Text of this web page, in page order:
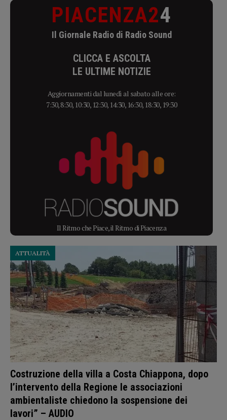
PIACENZA24
Il Giornale Radio di Radio Sound
CLICCA E ASCOLTA
LE ULTIME NOTIZIE
Aggiornamenti dal lunedì al sabato alle ore:
7:30, 8:30, 10:30, 12:30, 14:30, 16:30, 18:30, 19:30
Il Ritmo che Piace, il Ritmo di Piacenza
Costruzione della villa a Costa Chiappona, dopo
l’intervento della Regione le associazioni
ambientaliste chiedono la sospensione dei
lavori” – AUDIO
ATTUALITÀ